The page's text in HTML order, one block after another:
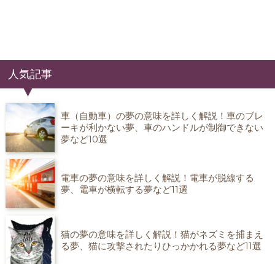
人気記事
車（自動車）の夢の意味を詳しく解説！車のブレ
ーキが利かない夢、車のハンドルが制御できない
夢など10選
電車の夢の意味を詳しく解説！電車が脱線する
夢、電車が横転する夢など11選
猫の夢の意味を詳しく解説！猫がネズミを捕まえ
る夢、猫に攻撃されたりひっかかれる夢など11選